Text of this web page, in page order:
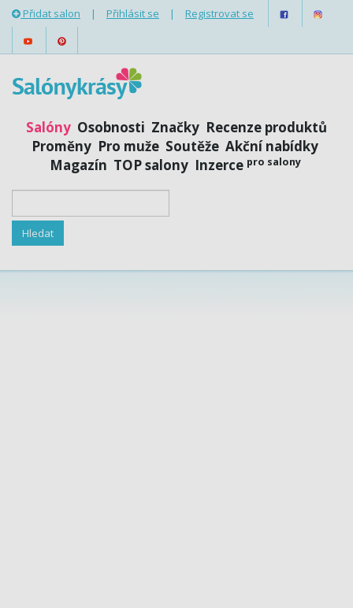
Přidat salon | Přihlásit se | Registrovat se
Salóny Osobnosti Značky Recenze produktů
Proměny Pro muže Soutěže Akční nabídky
Magazín TOP salony Inzerce pro salony